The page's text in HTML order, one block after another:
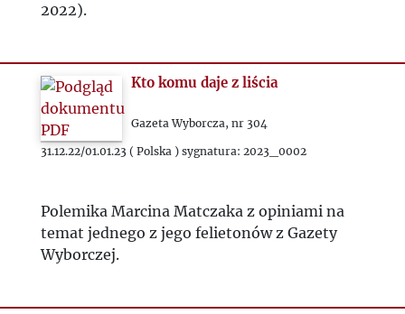
2022).
Kto komu daje z liścia
Gazeta Wyborcza, nr 304
31.12.22/01.01.23 ( Polska ) sygnatura: 2023_0002
Polemika Marcina Matczaka z opiniami na
temat jednego z jego felietonów z Gazety
Wyborczej.